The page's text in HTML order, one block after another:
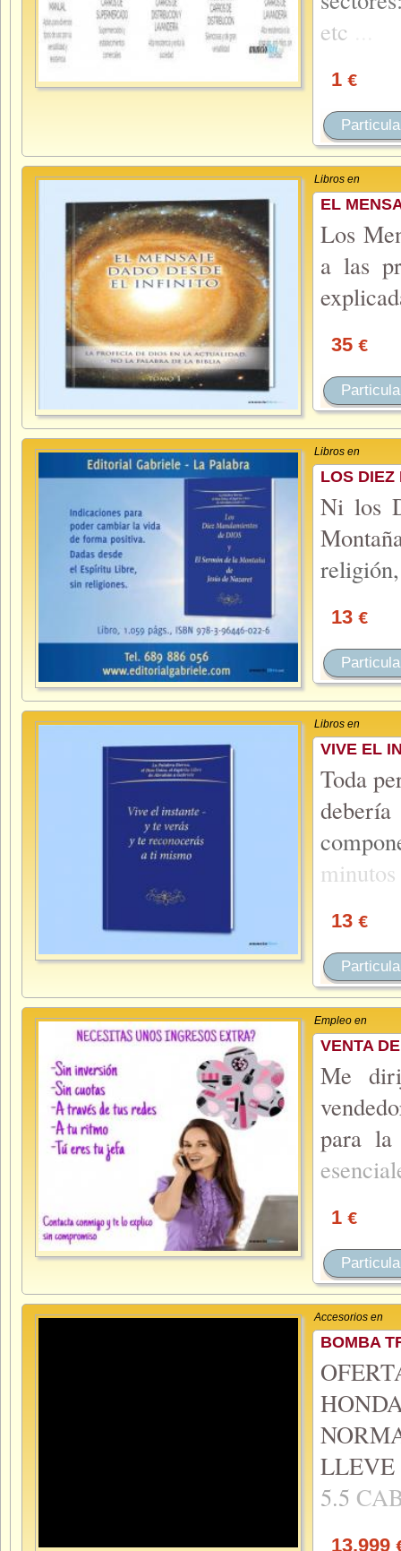
etc
1 €
Libros en
EL
Los
a las
35 €
Libros en
LOS DIEZ
Ni los
13 €
Libros en
VIVE EL
Toda
minutos
13 €
Empleo en
VENTA
Me
para
1 €
Accesorios en
BOMBA
5.5
13.999